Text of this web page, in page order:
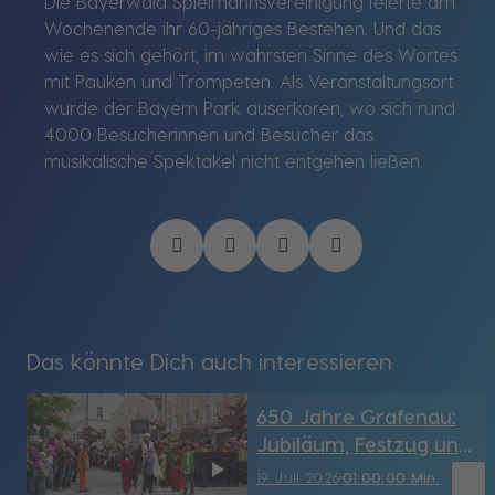
Wochenende ihr 60-jähriges Bestehen. Und das
wie es sich gehört, im wahrsten Sinne des Wortes
mit Pauken und Trompeten. Als Veranstaltungsort
wurde der Bayern Park auserkoren, wo sich rund
4000 Besucherinnen und Besucher das
musikalische Spektakel nicht entgehen ließen.
Das könnte Dich auch interessieren
19. Juli 202601:00:00 Min.
650 Jahre Grafenau:
Jubiläum, Festzug und
Zukunft